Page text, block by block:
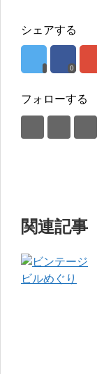
シェアする
0
フォローする
関連記事